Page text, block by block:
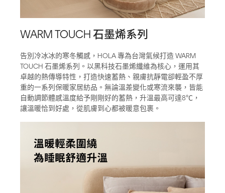
WARM TOUCH 石墨烯系列
告別冷冰冰的寒冬觸感，HOLA 專為台灣氣候打造 WARM
TOUCH 石墨烯系列。以黑科技石墨烯纖維為核心，運用其
卓越的熱傳導特性，打造快速蓄熱、親膚抗靜電卻輕盈不厚
重的一系列保暖家居紡品。無論溫差變化或寒流來襲，皆能
自動調節體感溫度給予剛剛好的蓄熱，升溫最高可達8℃，
讓溫暖恰到好處，從肌膚到心都被暖意包裹。